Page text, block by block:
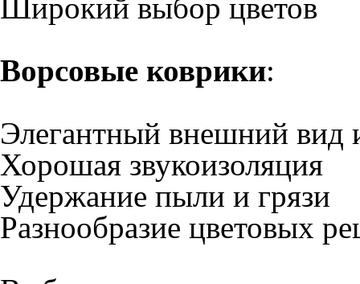
привлекательность салона.
Мы готовы помочь вам с
проконсультируют вас по
наилучший вариант,
требования.
возможное, чтобы вы
Наши работы